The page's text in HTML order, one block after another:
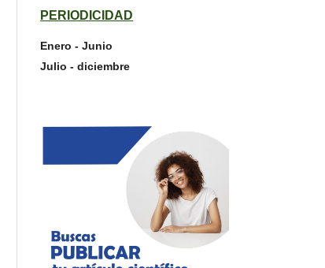
PERIODICIDAD
Enero - Junio
Julio - diciembre